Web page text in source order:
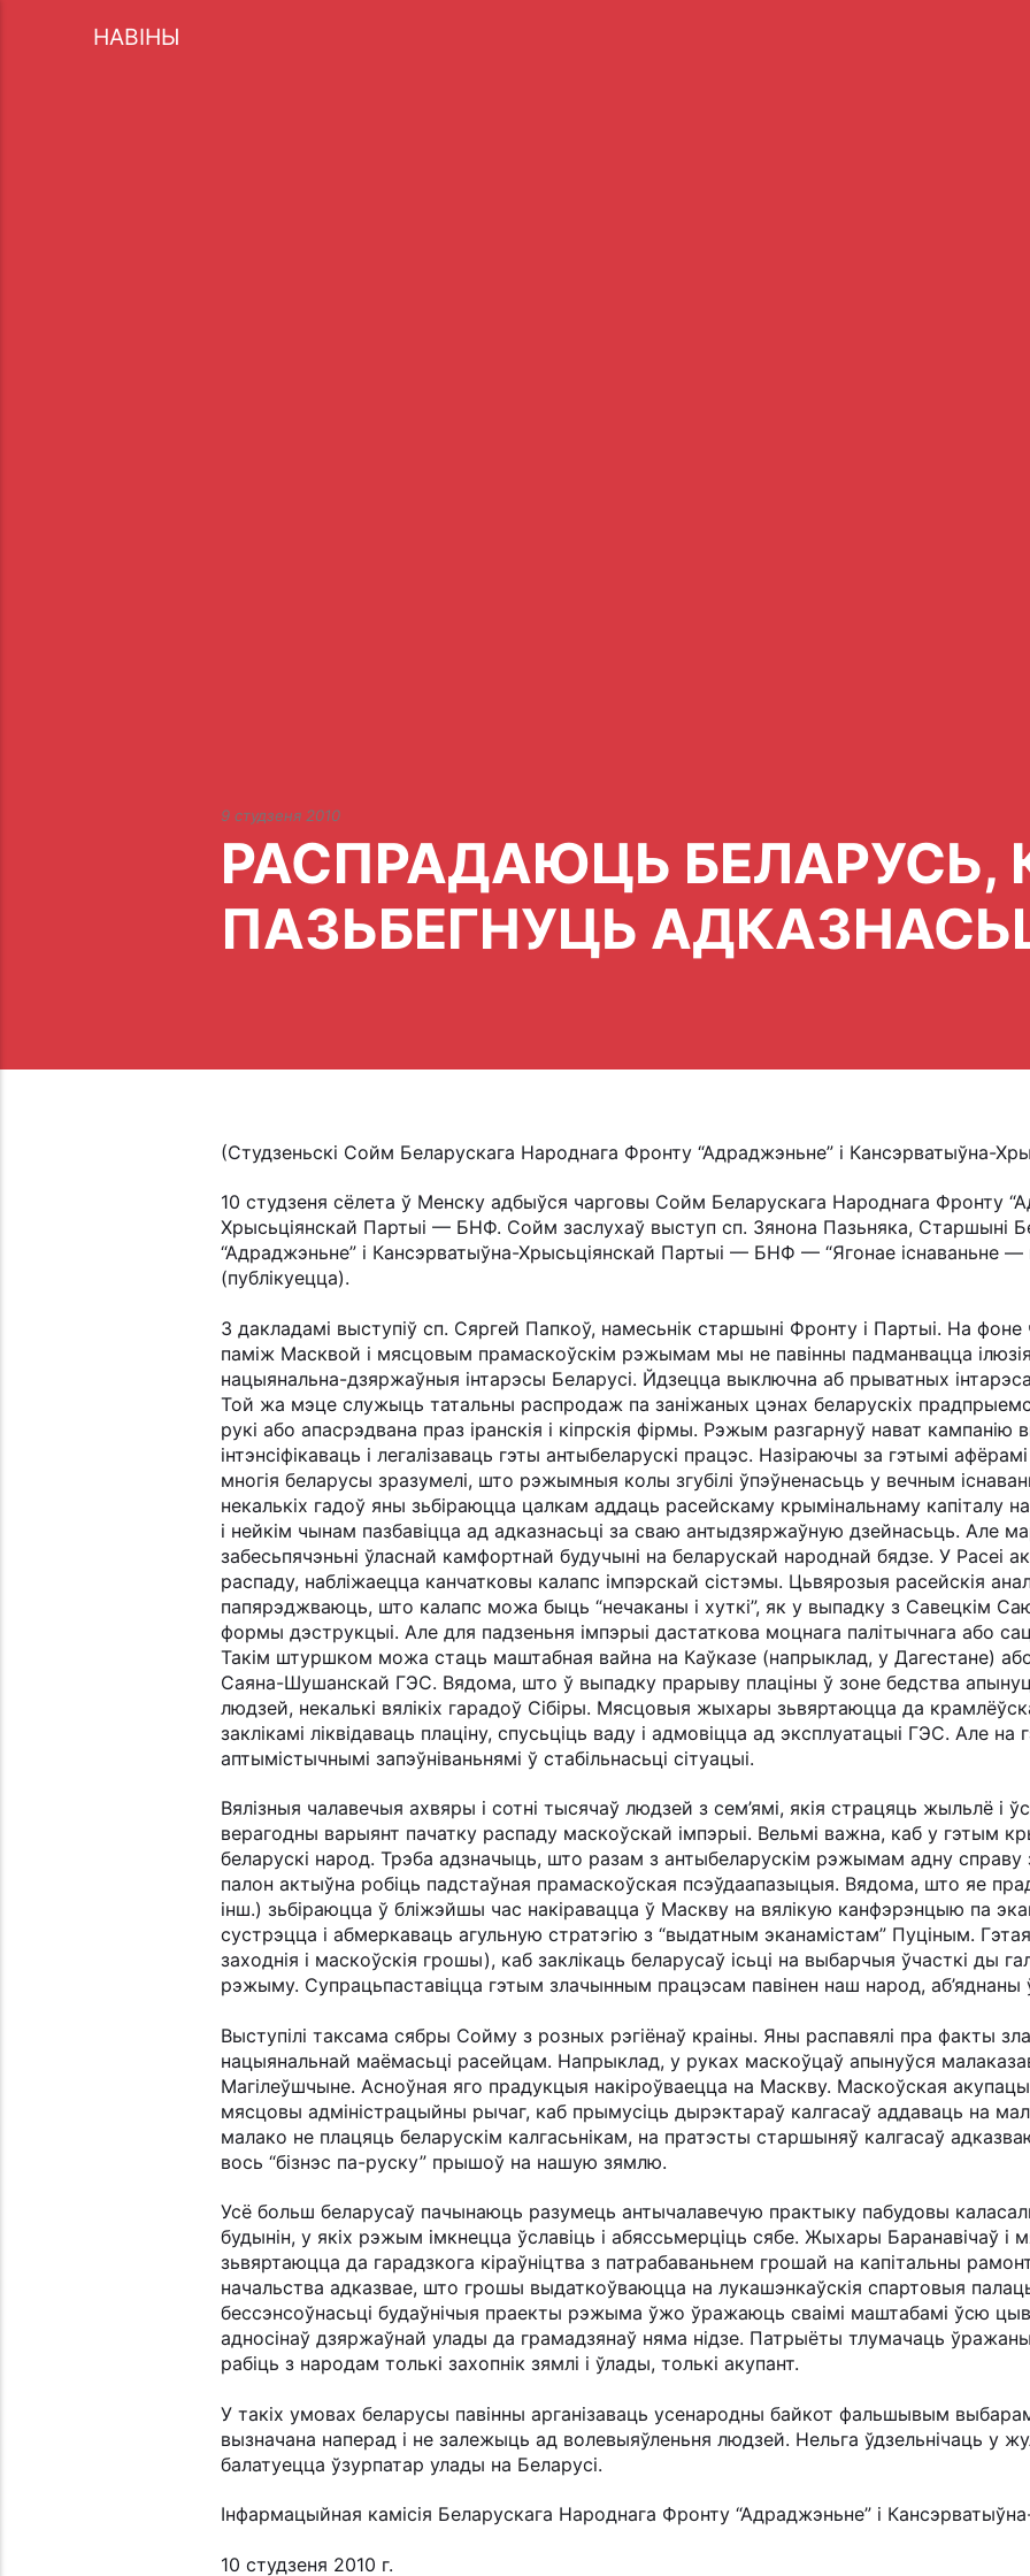
НАВІНЫ
9 студзеня 2010
РАСПРАДАЮЦЬ БЕЛАРУСЬ,
ПАЗЬБЕГНУЦЬ
(Студзеньскі Сойм Беларускага Народнага Фронту “Адраджэньне” і Кансэрватыўна-
10 студзеня сёлета ў Менску адбыўся чарговы Сойм Беларускага Народнага Фронту
Хрысьціянскай Партыі — БНФ. Сойм заслухаў выступ сп. Зянона Пазьняка, Старшыні
“Адраджэньне” і Кансэрватыўна-Хрысьціянскай Партыі — БНФ — “Ягонае існаваньне —
(публікуецца).
З дакладамі выступіў сп. Сяргей Папкоў, намесьнік старшыні Фронту і Партыі. На фоне
паміж Масквой і мясцовым прамаскоўскім рэжымам мы не павінны падманвацца
нацыянальна-дзяржаўныя інтарэсы Беларусі. Йдзецца выключна аб прыватных
Той жа мэце служыць татальны распродаж па заніжаных цэнах беларускіх
рукі або апасрэдвана праз іранскія і кіпрскія фірмы. Рэжым разгарнуў нават кампанію
інтэнсіфікаваць і легалізаваць гэты антыбеларускі працэс. Назіраючы за гэтымі
многія беларусы зразумелі, што рэжымныя колы згубілі ўпэўненасьць у вечным
некалькіх гадоў яны зьбіраюцца цалкам аддаць расейскаму крымінальнаму капіталу
і нейкім чынам пазбавіцца ад адказнасьці за сваю антыдзяржаўную дзейнасьць. Але
забесьпячэньні ўласнай камфортнай будучыні на беларускай народнай бядзе. У Расеі
распаду, набліжаецца канчатковы калапс імпэрскай сістэмы. Цьвярозыя расейскія
папярэджваюць, што калапс можа быць “нечаканы і хуткі”, як у выпадку з Савецкім
формы дэструкцыі. Але для падзеньня імпэрыі дастаткова моцнага палітычнага або
Такім штуршком можа стаць маштабная вайна на Каўказе (напрыклад, у Дагестане) або
Саяна-Шушанскай ГЭС. Вядома, што ў выпадку прарыву плаціны ў зоне бедства
людзей, некалькі вялікіх гарадоў Сібіры. Мясцовыя жыхары зьвяртаюцца да
заклікамі ліквідаваць плаціну, спусьціць ваду і адмовіцца ад эксплуатацыі ГЭС. Але на
аптымістычнымі запэўніваньнямі ў стабільнасьці сітуацыі.
Вялізныя чалавечыя ахвяры і сотні тысячаў людзей з сем’ямі, якія страцяць жыльлё
верагодны варыянт пачатку распаду маскоўскай імпэрыі. Вельмі важна, каб у гэтым
беларускі народ. Трэба адзначыць, што разам з антыбеларускім рэжымам адну справу
палон актыўна робіць падстаўная прамаскоўская псэўдаапазыцыя. Вядома, што яе
інш.) зьбіраюцца ў бліжэйшы час накіравацца ў Маскву на вялікую канфэрэнцыю па
сустрэцца і абмеркаваць агульную стратэгію з “выдатным эканамістам” Пуціным.
заходнія і маскоўскія грошы), каб заклікаць беларусаў ісьці на выбарчыя ўчасткі ды
рэжыму. Супрацьпаставіцца гэтым злачынным працэсам павінен наш народ, аб’яднаны
Выступілі таксама сябры Сойму з розных рэгіёнаў краіны. Яны распавялі пра факты
нацыянальнай маёмасьці расейцам. Напрыклад, у руках маскоўцаў апынуўся
Магілеўшчыне. Асноўная яго прадукцыя накіроўваецца на Маскву. Маскоўская
мясцовы адміністрацыйны рычаг, каб прымусіць дырэктараў калгасаў аддаваць на
малако не плацяць беларускім калгасьнікам, на пратэсты старшыняў калгасаў
вось “бізнэс па-руску” прышоў на нашую зямлю.
Усё больш беларусаў пачынаюць разумець антычалавечую практыку пабудовы
будынін, у якіх рэжым імкнецца ўславіць і абяссьмерціць сябе. Жыхары Баранавічаў
зьвяртаюцца да гарадзкога кіраўніцтва з патрабаваньнем грошай на капітальны
начальства адказвае, што грошы выдаткоўваюцца на лукашэнкаўскія спартовыя
бессэнсоўнасьці будаўнічыя праекты рэжыма ўжо ўражаюць сваімі маштабамі ўсю
адносінаў дзяржаўнай улады да грамадзянаў няма нідзе. Патрыёты тлумачаць
рабіць з народам толькі захопнік зямлі і ўлады, толькі акупант.
У такіх умовах беларусы павінны арганізаваць усенародны байкот фальшывым
вызначана наперад і не залежыць ад волевыяўленьня людзей. Нельга ўдзельнічаць у
балатуецца ўзурпатар улады на Беларусі.
Інфармацыйная камісія Беларускага Народнага Фронту “Адраджэньне” і
10 студзеня 2010 г.